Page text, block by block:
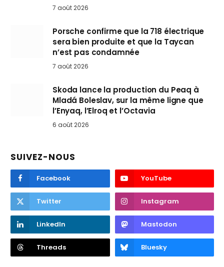
7 août 2026
Porsche confirme que la 718 électrique
sera bien produite et que la Taycan
n’est pas condamnée
7 août 2026
Skoda lance la production du Peaq à
Mladá Boleslav, sur la même ligne que
l’Enyaq, l’Elroq et l’Octavia
6 août 2026
SUIVEZ-NOUS
Facebook YouTube
Twitter Instagram
LinkedIn Mastodon
Threads Bluesky